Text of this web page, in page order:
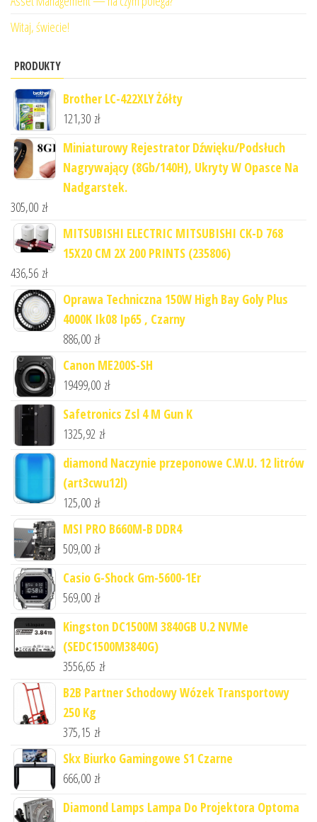
Witaj, świecie!
PRODUKTY
Brother LC-422XLY Żółty
121,30 zł
Miniaturowy Rejestrator Dźwięku/Podsłuch
Nagrywający (8Gb/140H), Ukryty W Opasce Na
Nadgarstek.
305,00 zł
MITSUBISHI ELECTRIC MITSUBISHI CK-D 768
15X20 CM 2X 200 PRINTS (235806)
436,56 zł
Oprawa Techniczna 150W High Bay Goly Plus
4000K Ik08 Ip65 , Czarny
886,00 zł
Canon ME200S-SH
19499,00 zł
Safetronics Zsl 4 M Gun K
1325,92 zł
diamond Naczynie przeponowe C.W.U. 12 litrów
(art3cwu12l)
125,00 zł
MSI PRO B660M-B DDR4
509,00 zł
Casio G-Shock Gm-5600-1Er
569,00 zł
Kingston DC1500M 3840GB U.2 NVMe
(SEDC1500M3840G)
3556,65 zł
B2B Partner Schodowy Wózek Transportowy
250 Kg
375,15 zł
Skx Biurko Gamingowe S1 Czarne
666,00 zł
Diamond Lamps Lampa Do Projektora Optoma